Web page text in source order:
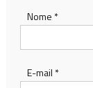
Nome *
E-mail *